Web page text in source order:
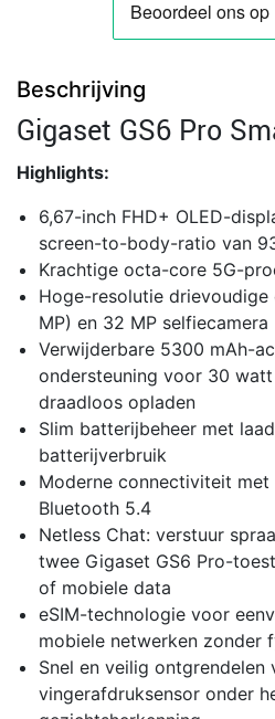
Beschrijving
Gigaset GS6 Pro
Highlights:
6,67-inch FHD+ OLED-
screen-to-body-ratio van
Krachtige octa-core 5G-
Hoge-resolutie
MP) en 32 MP selfiecamera
Verwijderbare 5300 mAh-
ondersteuning voor 30
draadloos opladen
Slim batterijbeheer met
batterijverbruik
Moderne connectiviteit met
Bluetooth 5.4
Netless Chat: verstuur
twee Gigaset GS6 Pro-
of mobiele data
eSIM-technologie voor
mobiele netwerken zonder
Snel en veilig ontgrendelen
vingerafdruksensor onder